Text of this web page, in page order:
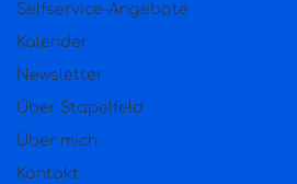
Selfservice-Angebote
Kalender
Newsletter
Über Stapelfeld
Über mich
Kontakt